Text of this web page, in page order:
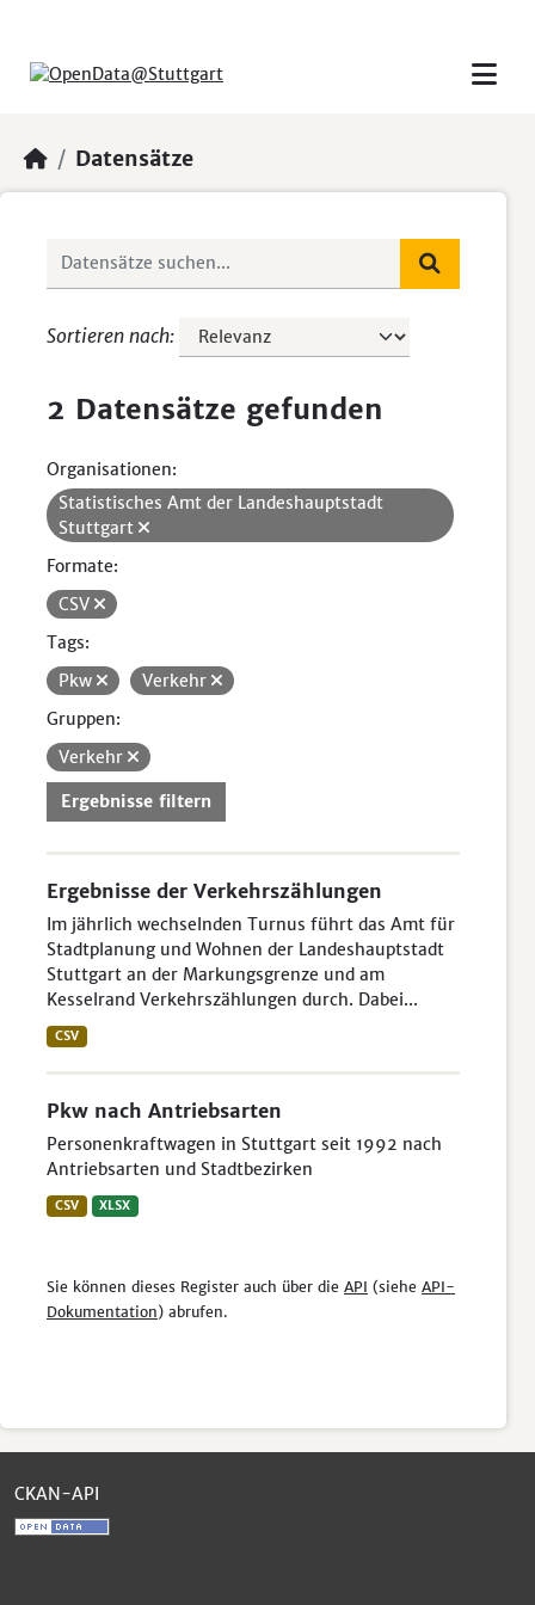
Datensätze
Sortieren nach
2 Datensätze gefunden
Organisationen:
Statistisches Amt der Landeshauptstadt
Stuttgart
Formate:
CSV
Tags:
Pkw
Verkehr
Gruppen:
Verkehr
Ergebnisse filtern
Ergebnisse der Verkehrszählungen
Im jährlich wechselnden Turnus führt das Amt für
Stadtplanung und Wohnen der Landeshauptstadt
Stuttgart an der Markungsgrenze und am
Kesselrand Verkehrszählungen durch. Dabei...
CSV
Pkw nach Antriebsarten
Personenkraftwagen in Stuttgart seit 1992 nach
Antriebsarten und Stadtbezirken
CSV XLSX
Sie können dieses Register auch über die API (siehe API-
Dokumentation) abrufen.
CKAN-API